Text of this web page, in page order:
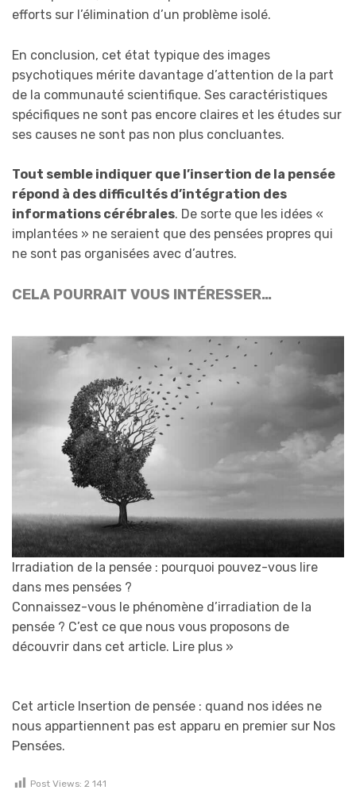
efforts sur l’élimination d’un problème isolé.
En conclusion, cet état typique des images
psychotiques mérite davantage d’attention de la part
de la communauté scientifique. Ses caractéristiques
spécifiques ne sont pas encore claires et les études sur
ses causes ne sont pas non plus concluantes.
Tout semble indiquer que l’insertion de la pensée
répond à des difficultés d’intégration des
informations cérébrales. De sorte que les idées «
implantées » ne seraient que des pensées propres qui
ne sont pas organisées avec d’autres.
CELA POURRAIT VOUS INTÉRESSER…
Irradiation de la pensée : pourquoi pouvez-vous lire
dans mes pensées ?
Connaissez-vous le phénomène d’irradiation de la
pensée ? C’est ce que nous vous proposons de
découvrir dans cet article. Lire plus »
Cet article Insertion de pensée : quand nos idées ne
nous appartiennent pas est apparu en premier sur Nos
Pensées.
Post Views: 2 141